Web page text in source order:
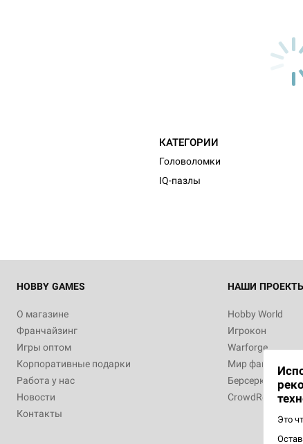
КАТЕГОРИИ
Головоломки
IQ-пазлы
HOBBY GAMES
О магазине
Франчайзинг
Игры оптом
Корпоративные подарки
Работа у нас
Новости
Контакты
НАШИ
Hobby World
Игрокон
Warforge
Мир фантастики
Берсерк
CrowdRepublic
Это